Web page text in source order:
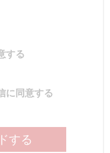
する
に同意する
する